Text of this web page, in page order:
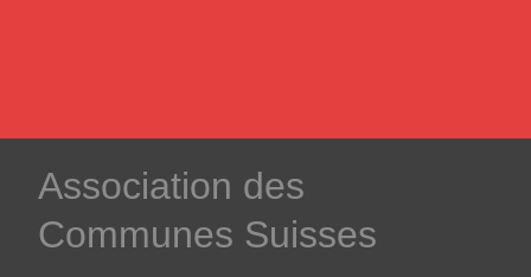
­Association des­
Communes ­Suisses